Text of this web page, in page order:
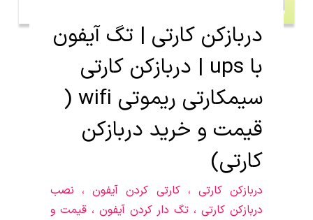
دربازکن کارتی | تگ آیفون
با ups | دربازکن کارتی
سیمکارتی ریموتی wifi (
قیمت و خرید دربازکن
کارتی)
دربازکن کارتی ، کارتی کردن آیفون ، نصب
دربازکن کارتی ، تگ دار کردن آیفون ، قیمت و